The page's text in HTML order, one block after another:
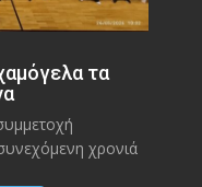
τα
χρονιά